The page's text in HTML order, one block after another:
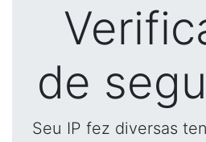
de
Seu IP fez diversas